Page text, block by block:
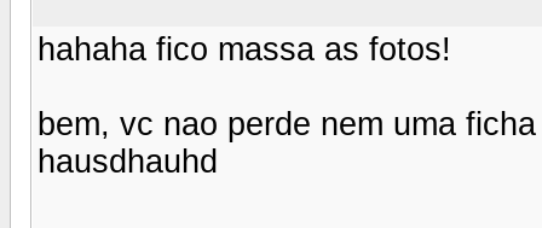
hahaha fico massa as fotos!
bem, vc nao perde nem uma
hausdhauhd